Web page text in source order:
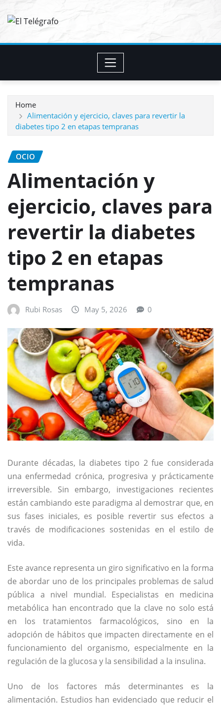
Home
Alimentación y ejercicio, claves para revertir la
diabetes tipo 2 en etapas tempranas
OCIO
Alimentación y
ejercicio, claves para
revertir la diabetes
tipo 2 en etapas
tempranas
Rubi Rosas May 5, 2026 0
Durante décadas, la diabetes tipo 2fue considerada
una enfermedad crónica, progresiva y prácticamente
irreversible. Sin embargo, investigaciones recientes
están cambiando este paradigma al demostrar que, en
sus fases iniciales, es posible revertir sus efectos a
través de modificaciones sostenidas en el estilo de
vida.
Este avance representa un giro significativo en la forma
de abordar uno de los principales problemas de salud
pública a nivel mundial. Especialistas en medicina
metabólica han encontrado que la clave no solo está
en los tratamientos farmacológicos, sino en la
adopción de hábitos que impacten directamente en el
funcionamiento del organismo, especialmente en la
regulación de la glucosa y la sensibilidad a la insulina.
Uno de los factores más determinantes es la
alimentación. Estudios han evidenciado que reducir el